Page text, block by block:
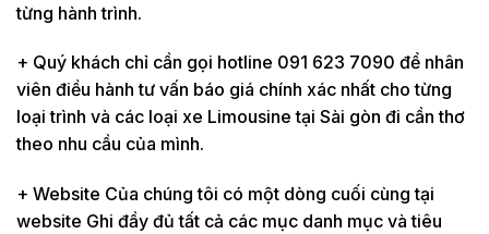
từng hành trình.
+ Quý khách chỉ cần gọi hotline 091 623 7090 để nhân
viên điều hành tư vấn báo giá chính xác nhất cho từng
loại trình và các loại xe Limousine tại Sài gòn đi cần thơ
theo nhu cầu của mình.
+ Website Của chúng tôi có một dòng cuối cùng tại
website Ghi đầy đủ tất cả các mục danh mục và tiêu